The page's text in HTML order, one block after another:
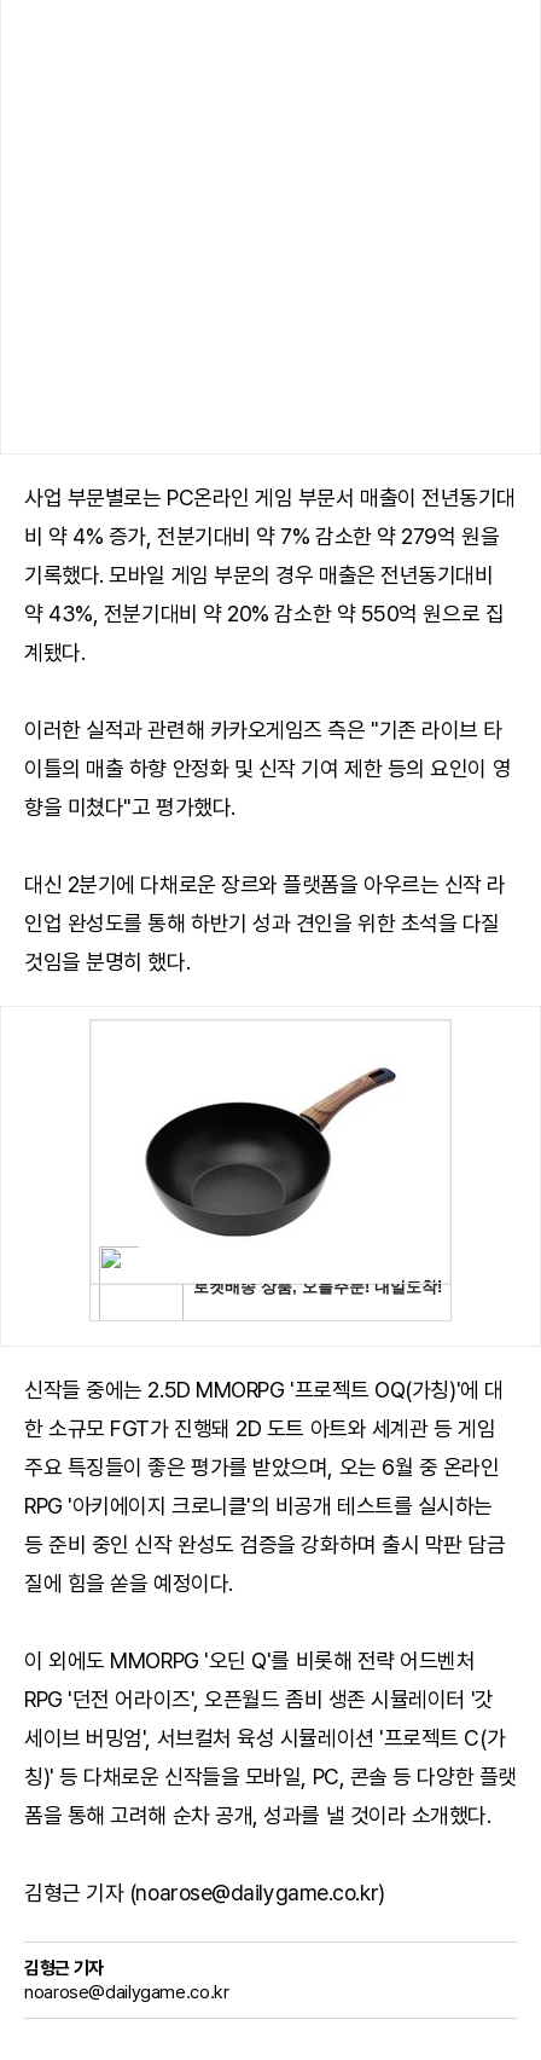
사업 부문별로는 PC온라인 게임 부문서 매출이 전년동기대
비 약 4% 증가, 전분기대비 약 7% 감소한 약 279억 원을
기록했다. 모바일 게임 부문의 경우 매출은 전년동기대비
약 43%, 전분기대비 약 20% 감소한 약 550억 원으로 집
계됐다.
이러한 실적과 관련해 카카오게임즈 측은 "기존 라이브 타
이틀의 매출 하향 안정화 및 신작 기여 제한 등의 요인이 영
향을 미쳤다"고 평가했다.
대신 2분기에 다채로운 장르와 플랫폼을 아우르는 신작 라
인업 완성도를 통해 하반기 성과 견인을 위한 초석을 다질
것임을 분명히 했다.
신작들 중에는 2.5D MMORPG '프로젝트 OQ(가칭)'에 대
한 소규모 FGT가 진행돼 2D 도트 아트와 세계관 등 게임
주요 특징들이 좋은 평가를 받았으며, 오는 6월 중 온라인
RPG '아키에이지 크로니클'의 비공개 테스트를 실시하는
등 준비 중인 신작 완성도 검증을 강화하며 출시 막판 담금
질에 힘을 쏟을 예정이다.
이 외에도 MMORPG '오딘 Q'를 비롯해 전략 어드벤처
RPG '던전 어라이즈', 오픈월드 좀비 생존 시뮬레이터 '갓
세이브 버밍엄', 서브컬처 육성 시뮬레이션 '프로젝트 C(가
칭)' 등 다채로운 신작들을 모바일, PC, 콘솔 등 다양한 플랫
폼을 통해 고려해 순차 공개, 성과를 낼 것이라 소개했다.
김형근 기자 (noarose@dailygame.co.kr)
김형근 기자
noarose@dailygame.co.kr